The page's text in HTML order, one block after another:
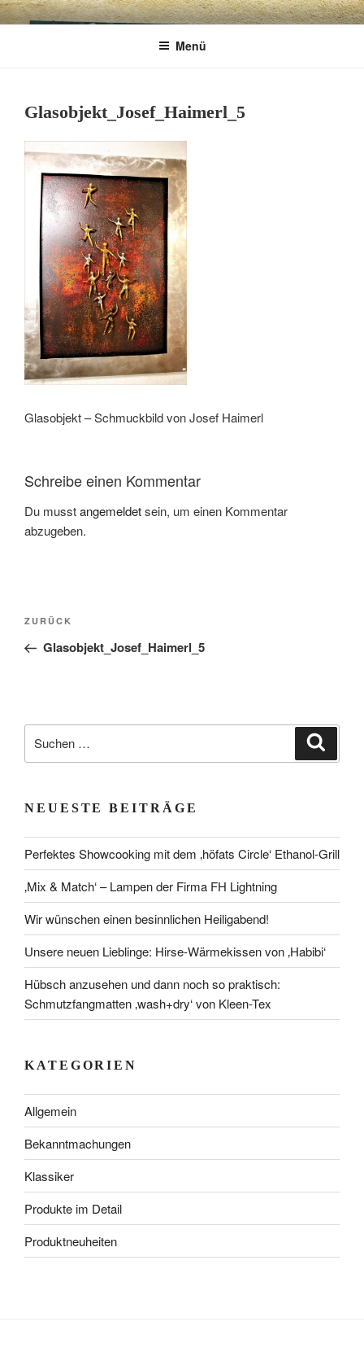
Zum
InhaltCHARME
Geschenkartikel & Kunstobjekte in Bad
Menü
Glasobjekt_Josef_Haimerl_5
Glasobjekt – Schmuckbild von Josef Haimerl
Schreibe einen Kommentar
Du musstangemeldetsein, um einen Kommentar
abzugeben.
Beitragsnavigation
Vorheriger
Beitrag
ZURÜCK
Glasobjekt_Josef_Haimerl_5
nach:
NEUESTE BEITRÄGE
Perfektes Showcooking mit dem ‚höfats Circle‘ Ethanol-Grill
‚Mix & Match‘ – Lampen der Firma FH Lightning
Wir wünschen einen besinnlichen Heiligabend!
Unsere neuen Lieblinge: Hirse-Wärmekissen von ‚Habibi‘
Hübsch anzusehen und dann noch so praktisch:
Schmutzfangmatten ‚wash+dry‘ von Kleen-Tex
KATEGORIEN
Allgemein
Bekanntmachungen
Klassiker
Produkte im Detail
Produktneuheiten